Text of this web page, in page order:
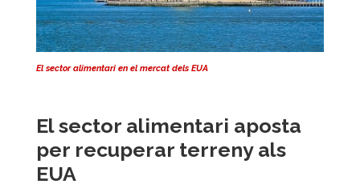
El sector alimentari en el mercat dels EUA
El sector alimentari aposta
per recuperar terreny als
EUA